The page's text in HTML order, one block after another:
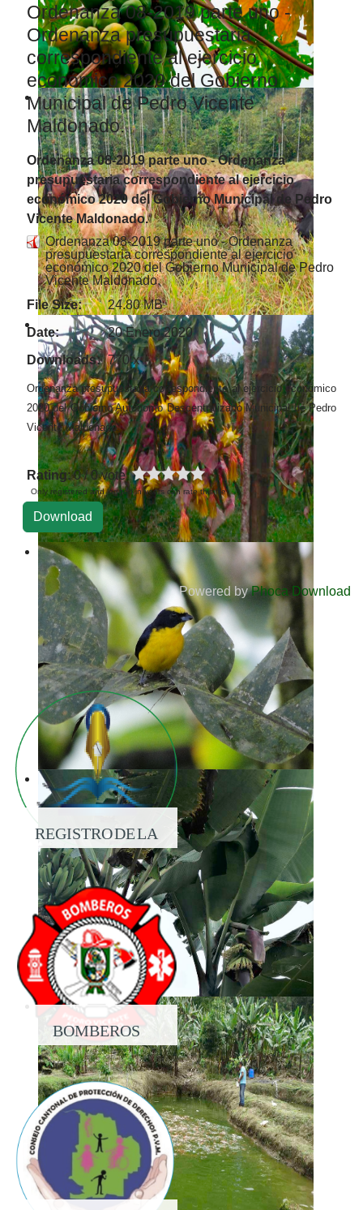
Ordenanza 08-2019 parte uno -
Ordenanza presupuestaria
correspondiente al ejercicio
económico 2020 del Gobierno
Municipal de Pedro Vicente
Maldonado.
Ordenanza 08-2019 parte uno - Ordenanza
presupuestaria correspondiente al ejercicio
económico 2020 del Gobierno Municipal de Pedro
Vicente Maldonado.
Ordenanza 08-2019 parte uno - Ordenanza
presupuestaria correspondiente al ejercicio
económico 2020 del Gobierno Municipal de Pedro
Vicente Maldonado.
File Size:
24.80 MB
Date:
20 Enero 2020
Downloads: 770 x
Ordenanza presupuestaria correspondiente al ejercicio económico
2020 del Gobierno Autónomo Descentralizado Municipal de Pedro
Vicente Maldonado.
Rating: 0 / 0 vote
Only registered and logged in users can rate this file
Powered byPhoca Download
REGISTRO DE LA
PROPIEDAD
BOMBEROS